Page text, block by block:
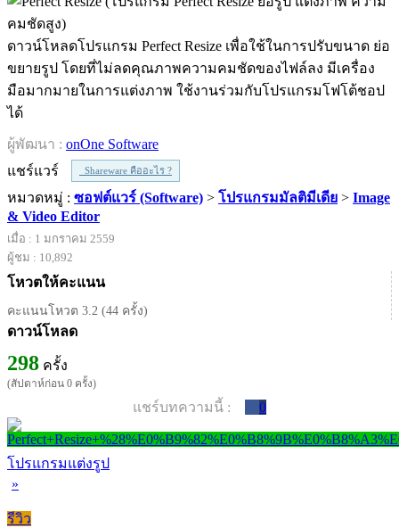
ดาวน์โหลดโปรแกรม Perfect Resize เพื่อใช้ในการปรับขนาด ย่อ
ขยายรูป โดยที่ไม่ลดคุณภาพความคมชัดของไฟล์ลง มีเครื่อง
มือมากมายในการแต่งภาพ ใช้งานร่วมกับโปรแกรมโฟโต้ชอป
ได้
ผู้พัฒนา : onOne Software
แชร์แวร์
Shareware คืออะไร ?
หมวดหมู่ : ซอฟต์แวร์ (Software) > โปรแกรมมัลติมีเดีย > Image
& Video Editor
เมื่อ : 1 มกราคม 2559
ผู้ชม : 10,892
โหวตให้คะแนน
คะแนนโหวต 3.2 (44 ครั้ง)
ดาวน์โหลด
298 ครั้ง
(สัปดาห์ก่อน 0 ครั้ง)
แชร์บทความนี้ : 0
โปรแกรมแต่งรูป
»
รีวิว